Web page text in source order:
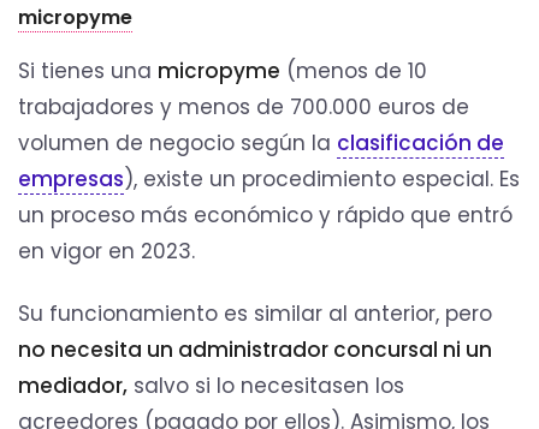
micropyme
Si tienes una micropyme (menos de 10
trabajadores y menos de 700.000 euros de
volumen de negocio según la clasificación de
empresas), existe un procedimiento especial. Es
un proceso más económico y rápido que entró
en vigor en 2023.
Su funcionamiento es similar al anterior, pero
no necesita un administrador concursal ni un
mediador, salvo si lo necesitasen los
acreedores (pagado por ellos). Asimismo, los